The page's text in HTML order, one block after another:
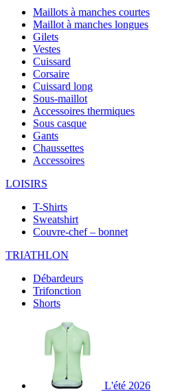
Maillots à manches courtes
Maillot à manches longues
Gilets
Vestes
Cuissard
Corsaire
Cuissard long
Sous-maillot
Accessoires thermiques
Sous casque
Gants
Chaussettes
Accessoires
LOISIRS
T-Shirts
Sweatshirt
Couvre-chef – bonnet
TRIATHLON
Débardeurs
Trifonction
Shorts
L'été 2026